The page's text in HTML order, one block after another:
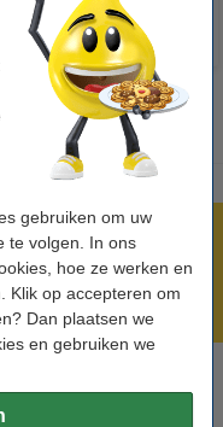
gebruiken om uw
te volgen. In ons
hoe ze werken en
Klik op accepteren om
Dan plaatsen we
en gebruiken we
(0)9 39 64 123
uur